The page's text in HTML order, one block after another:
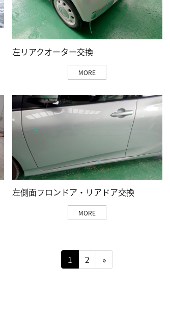
左リアクオーター交換
MORE
左側面フロンドア・リアドア交換
MORE
1 2 »